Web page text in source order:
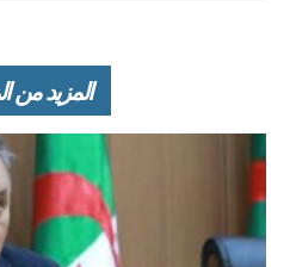
المزيد من